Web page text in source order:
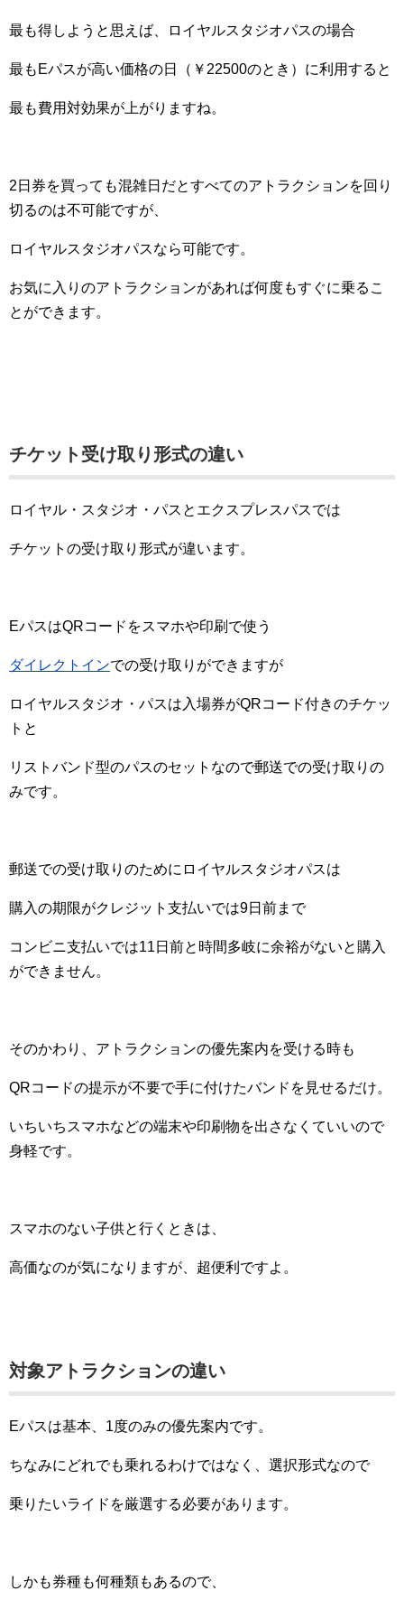
最も得しようと思えば、ロイヤルスタジオパスの場合
最もEパスが高い価格の日（￥22500のとき）に利用すると
最も費用対効果が上がりますね。
2日券を買っても混雑日だとすべてのアトラクションを回り
切るのは不可能ですが、
ロイヤルスタジオパスなら可能です。
お気に入りのアトラクションがあれば何度もすぐに乗るこ
とができます。
チケット受け取り形式の違い
ロイヤル・スタジオ・パスとエクスプレスパスでは
チケットの受け取り形式が違います。
EパスはQRコードをスマホや印刷で使う
ダイレクトインでの受け取りができますが
ロイヤルスタジオ・パスは入場券がQRコード付きのチケッ
トと
リストバンド型のパスのセットなので郵送での受け取りの
みです。
郵送での受け取りのためにロイヤルスタジオパスは
購入の期限がクレジット支払いでは9日前まで
コンビニ支払いでは11日前と時間多岐に余裕がないと購入
ができません。
そのかわり、アトラクションの優先案内を受ける時も
QRコードの提示が不要で手に付けたバンドを見せるだけ。
いちいちスマホなどの端末や印刷物を出さなくていいので
身軽です。
スマホのない子供と行くときは、
高価なのが気になりますが、超便利ですよ。
対象アトラクションの違い
Eパスは基本、1度のみの優先案内です。
ちなみにどれでも乗れるわけではなく、選択形式なので
乗りたいライドを厳選する必要があります。
しかも券種も何種類もあるので、